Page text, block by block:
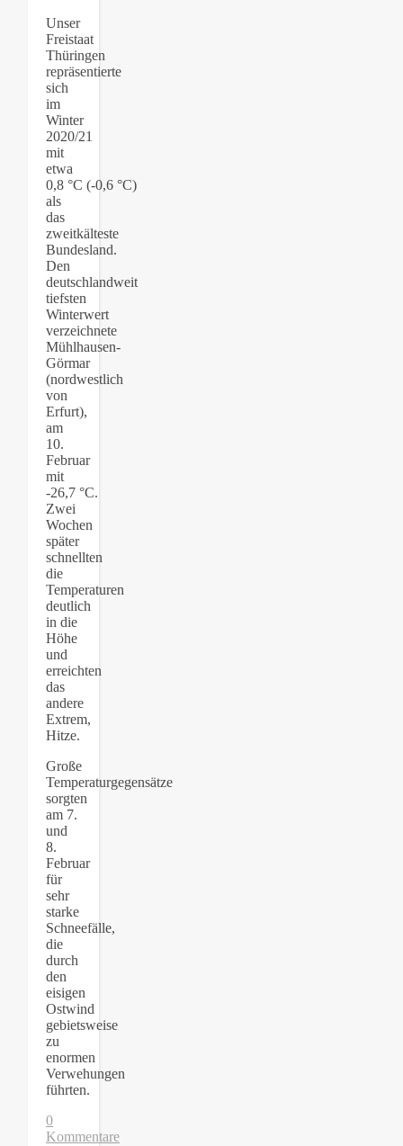
Unser
Freistaat
Thüringen
repräsentierte
sich
im
Winter
2020/21
mit
etwa
0,8 °C (-0,6 °C)
als
das
zweitkälteste
Bundesland.
Den
deutschlandweit
tiefsten
Winterwert
verzeichnete
Mühlhausen-
Görmar
(nordwestlich
von
Erfurt),
am
10.
Februar
mit
-26,7 °C.
Zwei
Wochen
später
schnellten
die
Temperaturen
deutlich
in die
Höhe
und
erreichten
das
andere
Extrem,
Hitze.
Große
Temperaturgegensätze
sorgten
am 7.
und
8.
Februar
für
sehr
starke
Schneefälle,
die
durch
den
eisigen
Ostwind
gebietsweise
zu
enormen
Verwehungen
führten.
0
Kommentare